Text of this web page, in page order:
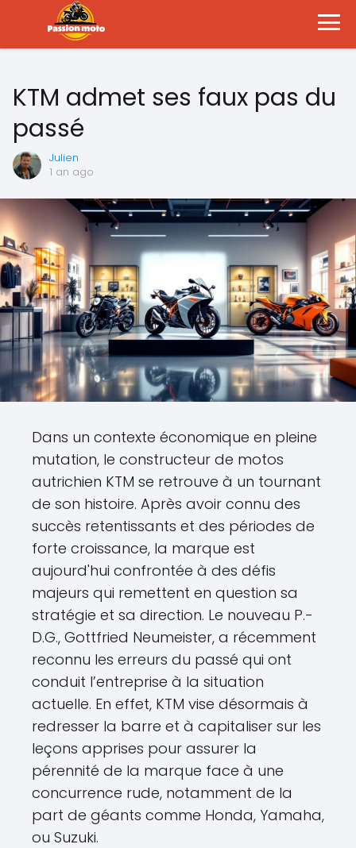
KTM admet ses faux pas du
passé
Julien
1 an ago
Dans un contexte économique en pleine
mutation, le constructeur de motos
autrichien KTM se retrouve à un tournant
de son histoire. Après avoir connu des
succès retentissants et des périodes de
forte croissance, la marque est
aujourd'hui confrontée à des défis
majeurs qui remettent en question sa
stratégie et sa direction. Le nouveau P.-
D.G., Gottfried Neumeister, a récemment
reconnu les erreurs du passé qui ont
conduit l’entreprise à la situation
actuelle. En effet, KTM vise désormais à
redresser la barre et à capitaliser sur les
leçons apprises pour assurer la
pérennité de la marque face à une
concurrence rude, notamment de la
part de géants comme Honda, Yamaha,
ou Suzuki.